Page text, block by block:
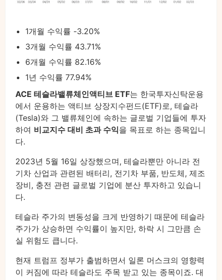
1개월 수익률 -3.20%
3개월 수익률 43.71%
6개월 수익률 82.16%
1년 수익률 77.94%
ACE 테슬라밸류체인액티브 ETF는 한국투자신탁운용
에서 운용하는 액티브 상장지수펀드(ETF)로, 테슬라
(Tesla)와 그 밸류체인에 속하는 글로벌 기업들에 투자
하여 비교지수 대비 초과 수익을 목표로 하는 종목입니
다.
2023년 5월 16일 상장했으며, 테슬라뿐만 아니라 전
기차 산업과 관련된 배터리, 전기차 부품, 반도체, 제조
장비, 충전 관련 글로벌 기업에 분산 투자하고 있습니
다.
테슬라 주가의 변동성을 크게 반영하기 때문에 테슬라
주가가 상승하면 수익률이 높지만, 하락 시 그만큼 손
실 위험도 큽니다.
현재 트럼프 정부가 출범하면서 일론 머스크의 영향력
이 커짐에 따라 테슬라도 주목 받고 있는 종목이죠. 대